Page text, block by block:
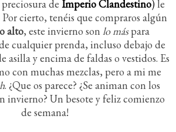
de Imperio Clandestino)le
cierto, tenéis que compraros algún
alto, este invierno son lo máspara
cualquier prenda, incluso debajo de
asilla y encima de faldas o vestidos. Es
con muchas mezclas, pero a mi me
. ¿Que os parece? ¿Se animan con los
invierno? Un besote y feliz comienzo
de semana!